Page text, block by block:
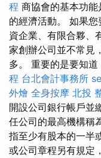
程 商協會的基本功
的經濟活動。 如果
資企業、有限合夥、
家創辦公司並不常見
多。 重要的是要知
程 台北會計事務所
外燴 全身按摩 北投
開設公司銀行帳戶並
任公司的最高機構稱
指至少有股本的一半
或公司章程另有規定